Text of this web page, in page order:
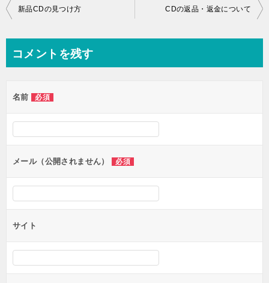
投
ビ
ー
シ
ン
新品CDの見つけ方 CDの返品・返金について
コメントを残す
名前 必須
メール（公開されません） 必須
サイト